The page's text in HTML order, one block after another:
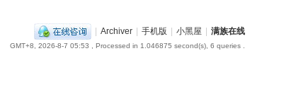
| Archiver | 手机版 | 小黑屋 | 满族在线
GMT+8, 2026-8-7 05:53 , Processed in 1.046875 second(s), 6 queries .